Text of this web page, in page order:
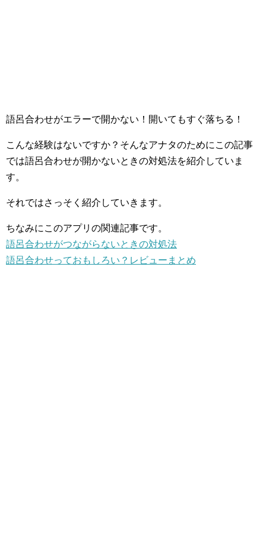
語呂合わせがエラーで開かない！開いてもすぐ落ちる！
こんな経験はないですか？そんなアナタのためにこの記事
では語呂合わせが開かないときの対処法を紹介していま
す。
それではさっそく紹介していきます。
ちなみにこのアプリの関連記事です。
語呂合わせがつながらないときの対処法
語呂合わせっておもしろい？レビューまとめ